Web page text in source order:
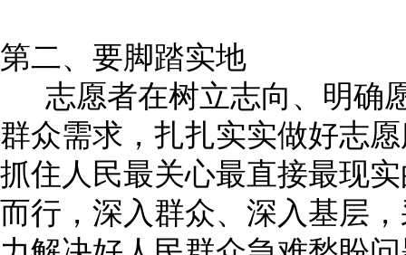
第二、要脚踏实地
志愿者在树立志向、明确
群众需求，扎扎实实做好志
抓住人民最关心最直接最现
而行，深入群众、深入基层